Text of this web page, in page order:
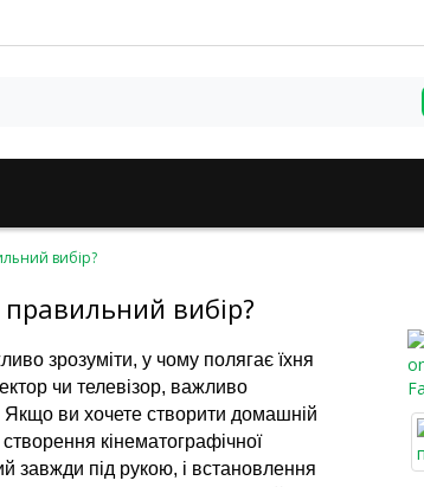
вибір?
правильний вибір?
зрозуміти, у чому полягає їхня
чи телевізор, важливо
Якщо ви хочете створити домашній
кінематографічної
завжди під рукою, і встановлення